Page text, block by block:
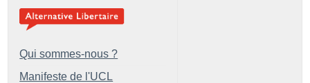
Qui sommes-nous ?
Manifeste de l'UCL